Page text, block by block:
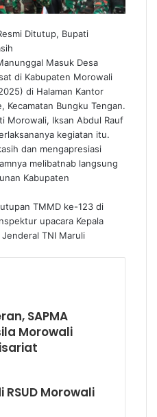
Ditutup, Bupati
Masuk Desa
di Kabupaten Morowali
di Halaman Kantor
Kecamatan Bungku Tengan.
Morowali, Iksan Abdul Rauf
kegiatan itu.
dan mengapresiasi
melibatnab langsung
Kabupaten
TMMD ke-123 di
upacara Kepala
TNI Maruli
SAPMA
Morowali
Morowali